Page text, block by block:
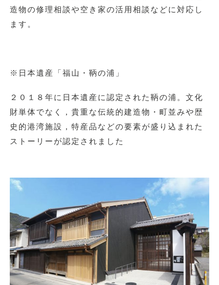
造物の修理相談や空き家の活用相談などに対応し
ます。
※日本遺産「福山・鞆の浦」
２０１８年に日本遺産に認定された鞆の浦。文化
財単体でなく，貴重な伝統的建造物・町並みや歴
史的港湾施設，特産品などの要素が盛り込まれた
ストーリーが認定されました